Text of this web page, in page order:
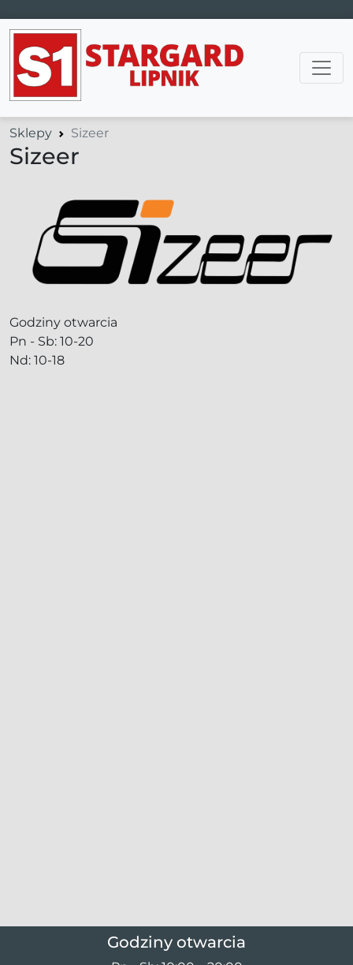
Main Navigation
Sklepy Sizeer
Sizeer
Godziny otwarcia
Pn - Sb: 10-20
Nd: 10-18
Godziny otwarcia